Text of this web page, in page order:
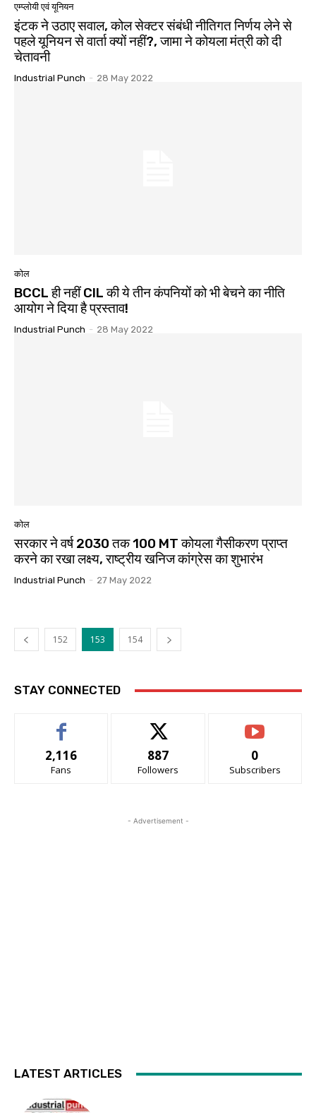
एम्प्लोयी एवं यूनियन
इंटक ने उठाए सवाल, कोल सेक्टर संबंधी नीतिगत निर्णय लेने से
पहले यूनियन से वार्ता क्यों नहीं?, जामा ने कोयला मंत्री को दी
चेतावनी
Industrial Punch - 28 May 2022
कोल
BCCL ही नहीं CIL की ये तीन कंपनियों को भी बेचने का नीति
आयोग ने दिया है प्रस्ताव!
Industrial Punch - 28 May 2022
कोल
सरकार ने वर्ष 2030 तक 100 MT कोयला गैसीकरण प्राप्त
करने का रखा लक्ष्य, राष्ट्रीय खनिज कांग्रेस का शुभारंभ
Industrial Punch - 27 May 2022
152 153 154
STAY CONNECTED
2,116
Fans
887
Followers
0
Subscribers
- Advertisement -
LATEST ARTICLES